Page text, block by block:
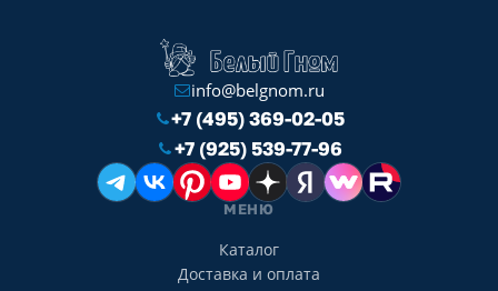
info@belgnom.ru
+7 (495) 369-02-05
+7 (925) 539-77-96
МЕНЮ
Каталог
Доставка и оплата